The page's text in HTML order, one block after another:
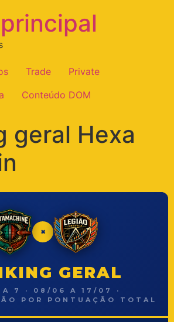
Trade
Private
Conteúdo DOM
geral Hexa
×
GERAL
7 · 08/06 A 17/07 ·
POR PONTUAÇÃO TOTAL